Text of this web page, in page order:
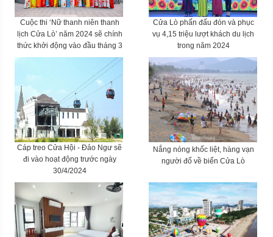
Cuộc thi ‘Nữ thanh niên thanh
lịch Cửa Lò’ năm 2024 sẽ chính
thức khởi động vào đầu tháng 3
Cửa Lò phấn đấu đón và phục
vụ 4,15 triệu lượt khách du lịch
trong năm 2024
Cáp treo Cửa Hội - Đảo Ngư sẽ
đi vào hoạt động trước ngày
30/4/2024
Nắng nóng khốc liệt, hàng vạn
người đổ về biển Cửa Lò